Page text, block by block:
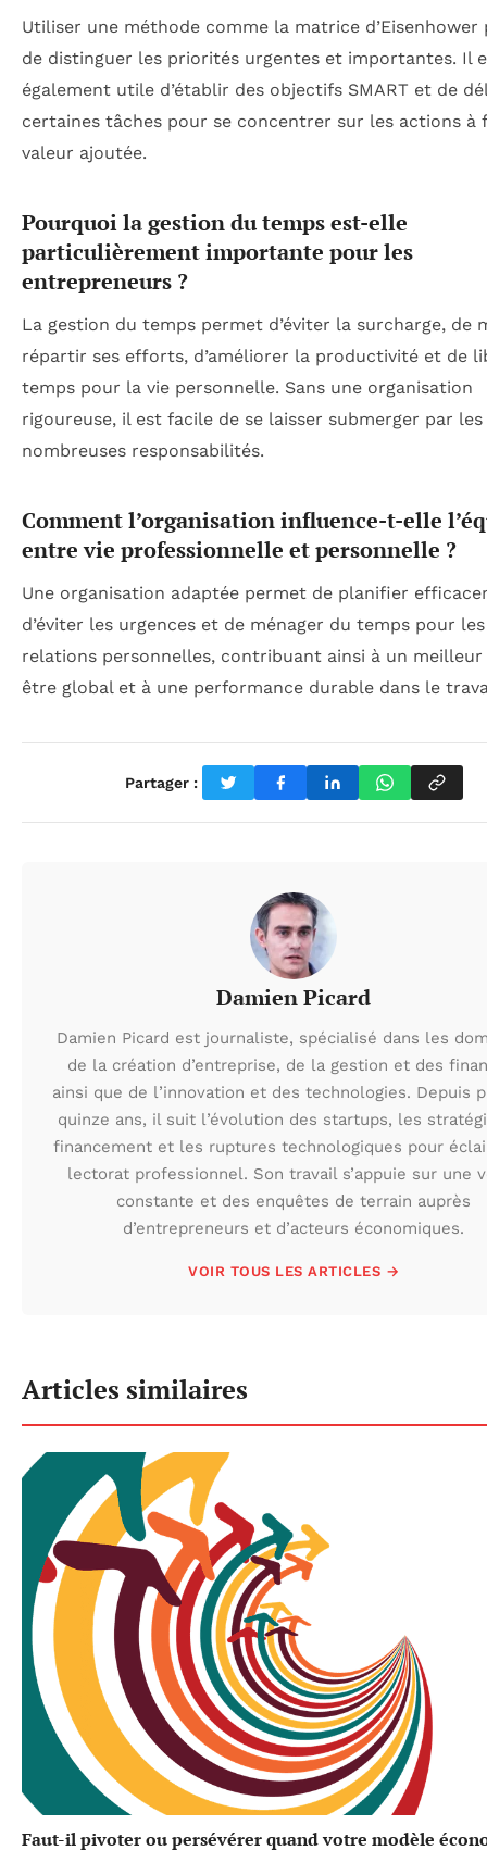
Utiliser une méthode comme la matrice d’Eisenhower
de distinguer les priorités urgentes et importantes. Il
également utile d’établir des objectifs SMART et de
certaines tâches pour se concentrer sur les actions à
valeur ajoutée.
Pourquoi la gestion du temps est-elle
particulièrement importante pour les
entrepreneurs ?
La gestion du temps permet d’éviter la surcharge, de
répartir ses efforts, d’améliorer la productivité et de
temps pour la vie personnelle. Sans une organisation
rigoureuse, il est facile de se laisser submerger par les
nombreuses responsabilités.
Comment l’organisation influence-t-elle
entre vie professionnelle et personnelle ?
Une organisation adaptée permet de planifier
d’éviter les urgences et de ménager du temps pour
relations personnelles, contribuant ainsi à un
être global et à une performance durable dans le
Partager :
Damien Picard
Damien Picard est journaliste, spécialisé dans les
de la création d’entreprise, de la gestion et des
ainsi que de l’innovation et des technologies. Depuis
quinze ans, il suit l’évolution des startups, les
financement et les ruptures technologiques pour
lectorat professionnel. Son travail s’appuie sur une
constante et des enquêtes de terrain auprès
d’entrepreneurs et d’acteurs économiques.
VOIR TOUS LES ARTICLES →
Articles similaires
Faut-il pivoter ou persévérer quand votre modèle